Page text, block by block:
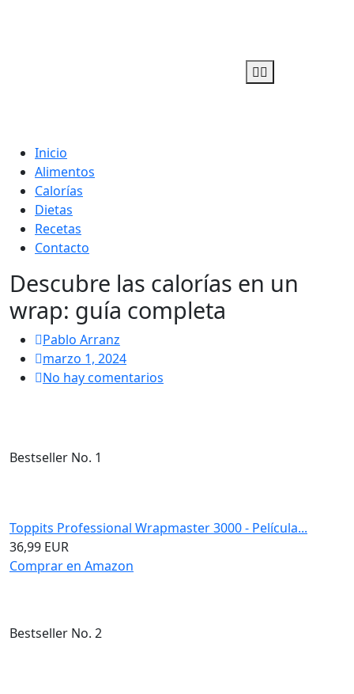
Adelgaza con en tu linea-
alimentos saludables
Inicio
Alimentos
Calorías
Dietas
Recetas
Contacto
Descubre las calorías en un
wrap: guía completa
Pablo Arranz
marzo 1, 2024
No hay comentarios
Bestseller No. 1
Toppits Professional Wrapmaster 3000 - Película...
36,99 EUR
Comprar en Amazon
Bestseller No. 2